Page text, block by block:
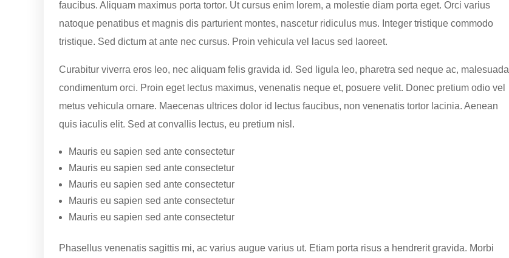
faucibus. Aliquam maximus porta tortor. Ut cursus enim lorem, a molestie diam porta eget. Orci varius
natoque penatibus et magnis dis parturient montes, nascetur ridiculus mus. Integer tristique commodo
tristique. Sed dictum at ante nec cursus. Proin vehicula vel lacus sed laoreet.
Curabitur viverra eros leo, nec aliquam felis gravida id. Sed ligula leo, pharetra sed neque ac, malesuada
condimentum orci. Proin eget lectus maximus, venenatis neque et, posuere velit. Donec pretium odio vel
metus vehicula ornare. Maecenas ultrices dolor id lectus faucibus, non venenatis tortor lacinia. Aenean
quis iaculis elit. Sed at convallis lectus, eu pretium nisl.
Mauris eu sapien sed ante consectetur
Mauris eu sapien sed ante consectetur
Mauris eu sapien sed ante consectetur
Mauris eu sapien sed ante consectetur
Mauris eu sapien sed ante consectetur
Phasellus venenatis sagittis mi, ac varius augue varius ut. Etiam porta risus a hendrerit gravida. Morbi